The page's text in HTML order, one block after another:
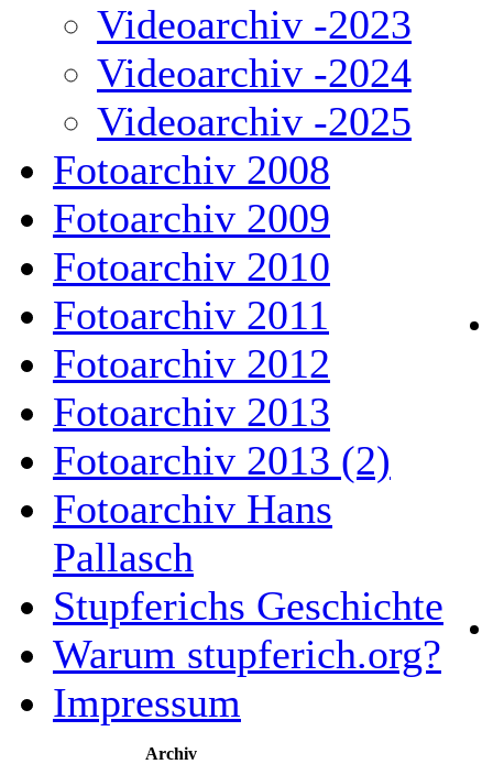
Videoarchiv -2023
Videoarchiv -2024
Videoarchiv -2025
Fotoarchiv 2008
Fotoarchiv 2009
Fotoarchiv 2010
Fotoarchiv 2011
Fotoarchiv 2012
Fotoarchiv 2013
Fotoarchiv 2013 (2)
Fotoarchiv Hans
Pallasch
Stupferichs Geschichte
Warum stupferich.org?
Impressum
Archiv